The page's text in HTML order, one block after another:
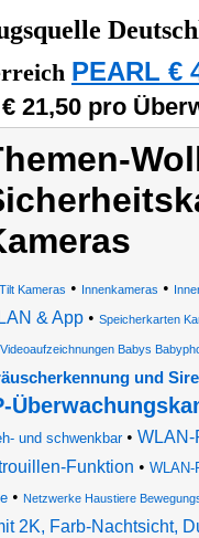
PEARL €
21,50 pro
Kameras • Innenkameras •
& App• Speicherkarten
Videoaufzeichnungen Babys
und
und schwenkbar• WLAN-
Funktion •
• Netzwerke Haustiere
2K, Farb-Nachtsicht,